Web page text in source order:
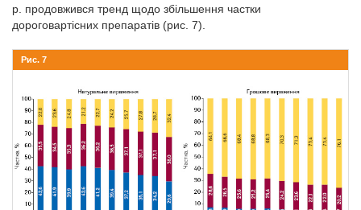
р. продовжився тренд щодо збільшення частки
дороговартісних препаратів (рис. 7).
Рис. 7